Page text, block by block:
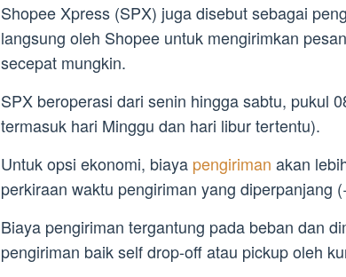
Shopee Xpress (SPX) juga disebut sebagai
langsung oleh Shopee untuk mengirimkan
secepat mungkin.
SPX beroperasi dari senin hingga sabtu, pukul
termasuk hari Minggu dan hari libur tertentu).
Untuk opsi ekonomi, biaya pengiriman akan
perkiraan waktu pengiriman yang diperpanjang
Biaya pengiriman tergantung pada beban dan
pengiriman baik self drop-off atau pickup oleh